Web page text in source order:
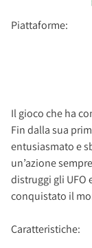
Piattaforme:
Il gioco che ha
Fin dalla sua
entusiasmato e
un’azione
distruggi gli UFO
conquistato il
Caratteristiche: